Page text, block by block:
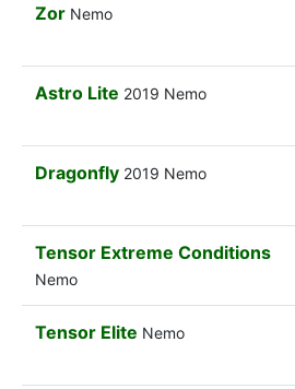
Zor Nemo
Astro Lite 2019 Nemo
Dragonfly 2019 Nemo
Tensor Extreme Conditions
Nemo
Tensor Elite Nemo